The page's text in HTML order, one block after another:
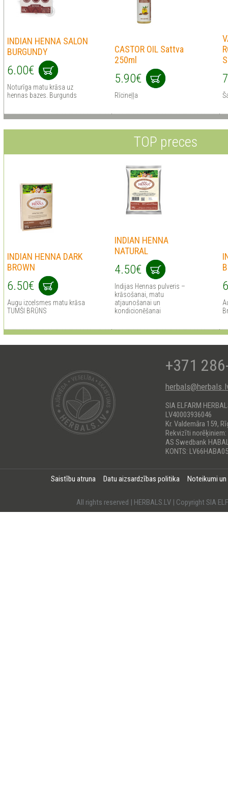
INDIAN HENNA SALON
BURGUNDY
6.00€
Noturīga matu krāsa uz
hennas bazes. Burgunds
CASTOR OIL Sattva
250ml
5.90€
Rīcineļļa
TOP preces
INDIAN HENNA DARK
BROWN
6.50€
Augu izcelsmes matu krāsa
TUMŠI BRŪNS
INDIAN HENNA
NATURAL
4.50€
Indijas Hennas pulveris –
krāsošanai, matu
atjaunošanai un
kondicionēšanai
+371
SIA ELFARM
LV40003936046
Kr. Valdemāra 159,
Rekvizīti norēķiniem:
AS Swedbank
KONTS:
Saistību atruna Datu aizsardzības politika Noteikumi
All rights reserved | HERBALS.LV | Copyright SIA